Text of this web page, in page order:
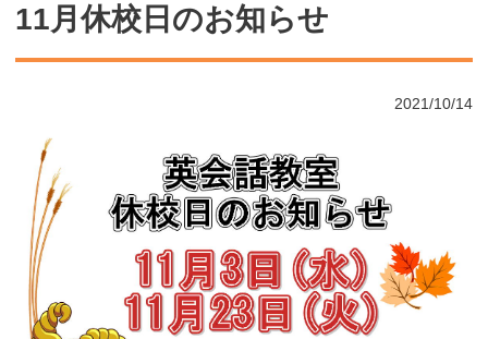
11月休校日のお知らせ
2021/10/14